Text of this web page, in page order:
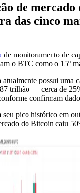
de mercado
das cinco
de monitoramento de
o BTC como o 15º
possui uma
trilhão — cerca de
confirmam
seu pico histórico em
do Bitcoin caiu